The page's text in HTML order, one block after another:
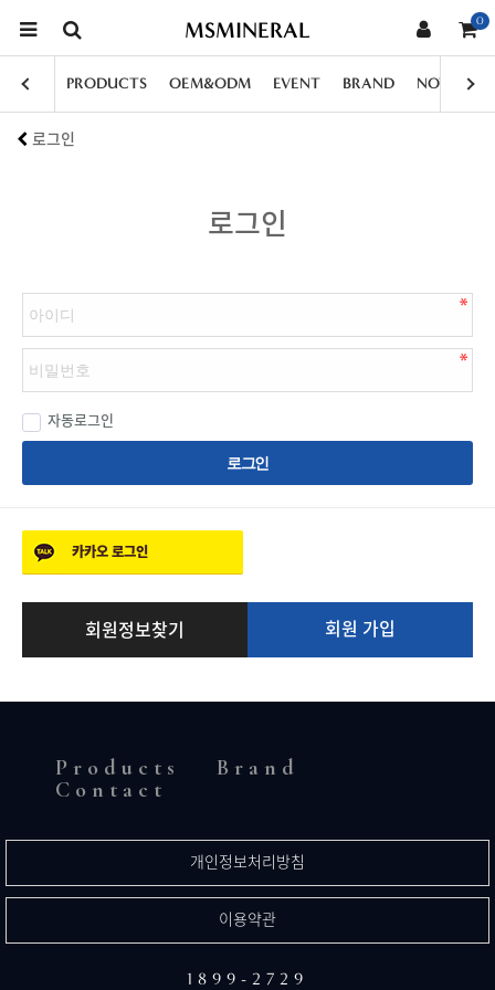
MSMINERAL 0
PRODUCTS OEM&ODM EVENT BRAND NOTICE
로그인
로그인
자동로그인
로그인
카카오 로그인
회원정보찾기 회원 가입
Products
Brand
Contact
개인정보처리방침
이용약관
1899-2729